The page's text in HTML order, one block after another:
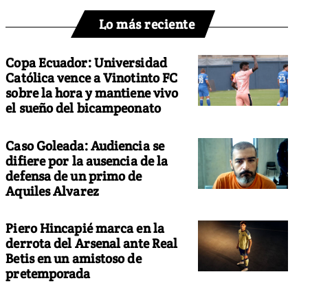
Lo más reciente
Copa Ecuador: Universidad
Católica vence a Vinotinto FC
sobre la hora y mantiene vivo
el sueño del bicampeonato
Caso Goleada: Audiencia se
difiere por la ausencia de la
defensa de un primo de
Aquiles Alvarez
Piero Hincapié marca en la
derrota del Arsenal ante Real
Betis en un amistoso de
pretemporada